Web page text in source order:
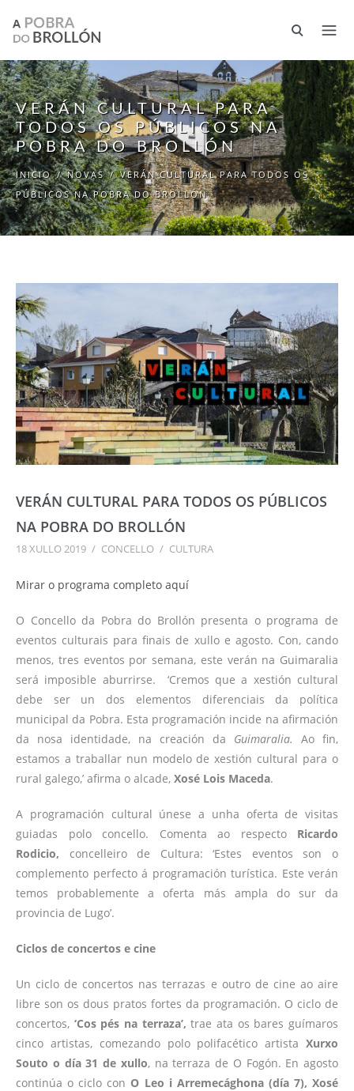
VERÁN CULTURAL PARA
TODOS OS PÚBLICOS NA
POBRA DO BROLLÓN
INICIO / NOVAS / VERÁN CULTURAL PARA TODOS OS
PÚBLICOS NA POBRA DO BROLLÓN
VERÁN CULTURAL PARA TODOS OS PÚBLICOS
NA POBRA DO BROLLÓN
18 XULLO 2019 / CONCELLO / CULTURA
Mirar o programa completo aquí
O Concello da Pobra do Brollón presenta o programa de
eventos culturais para finais de xullo e agosto. Con, cando
menos, tres eventos por semana, este verán na Guimaralia
será imposible aburrirse. ‘Cremos que a xestión cultural
debe ser un dos elementos diferenciais da política
municipal da Pobra. Esta programación incide na afirmación
da nosa identidade, na creación da Guimaralia. Ao fin,
estamos a traballar nun modelo de xestión cultural para o
rural galego,’ afirma o alcade, Xosé Lois Maceda.
A programación cultural únese a unha oferta de visitas
guiadas polo concello. Comenta ao respectoRicardo
Rodicio, concelleiro de Cultura: ‘Estes eventos son o
complemento perfecto á programación turística. Este verán
temos probablemente a oferta más ampla do sur da
provincia de Lugo’.
Ciclos de concertos e cine
Un ciclo de concertos nas terrazas e outro de cine ao aire
libre son os dous pratos fortes da programación. O ciclo de
concertos, ‘Cos pés na terraza’, trae ata os bares guímaros
cinco artistas, comezando polo polifacético artista Xurxo
Souto o día 31 de xullo, na terraza de O Fogón. En agosto
continúa o ciclo con O Leo i Arremecághona (día 7), Xosé